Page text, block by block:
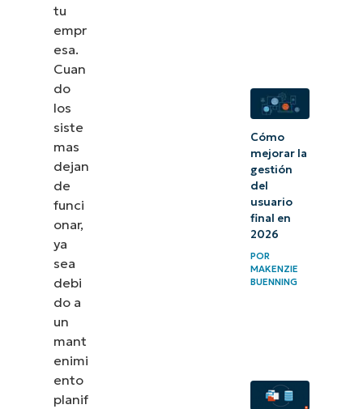
tu
empr
esa.
Cuan
do
los
siste
mas
dejan
de
funci
onar,
ya
sea
debi
do a
un
mant
enimi
ento
planif
Cómo
mejorar la
gestión
del
usuario
final en
2026
POR
MAKENZIE
BUENNING